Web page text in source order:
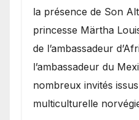
la présence de Son
princesse Märtha
de l’ambassadeur
l’ambassadeur du
nombreux invités
multiculturelle